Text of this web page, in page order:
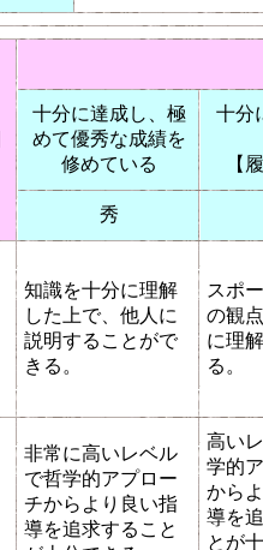
十分に達成し、極
めて優秀な成績を
修めている
十分
【
秀
知識を十分に理解
した上で、他人に
説明することがで
きる。
スポ
の観
に理
る。
非常に高いレベル
で哲学的アプロー
チからより良い指
導を追求すること
高い
学的
から
導を
とが